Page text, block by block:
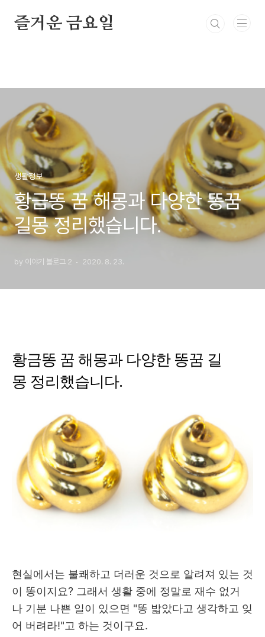
즐거운 금요일
생활정보
황금똥 꿈 해몽과 다양한 똥꿈
길몽 정리했습니다.
by 이야기 블로그 2 2020. 8. 23.
황금똥 꿈 해몽과 다양한 똥꿈 길
몽 정리했습니다.
현실에서는 불쾌하고 더러운 것으로 알려져 있는 것
이 똥이지요? 그래서 생활 중에 정말로 재수 없거
나 기분 나쁜 일이 있으면 "똥 밟았다고 생각하고 잊
어 버려라!"고 하는 것이구요.